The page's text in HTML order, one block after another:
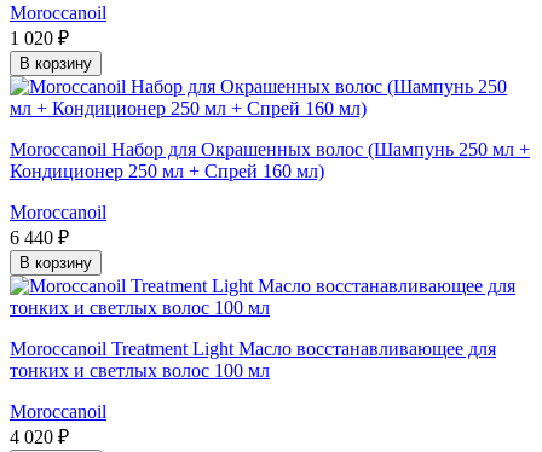
Moroccanoil
1 020 ₽
В корзину
Moroccanoil Набор для Окрашенных волос (Шампунь 250 мл +
Кондиционер 250 мл + Спрей 160 мл)
Moroccanoil
6 440 ₽
В корзину
Moroccanoil Treatment Light Масло восстанавливающее для
тонких и светлых волос 100 мл
Moroccanoil
4 020 ₽